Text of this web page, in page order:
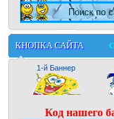
Поиск по
КНОПКА САЙТА
1-й Баннер
Код нашего